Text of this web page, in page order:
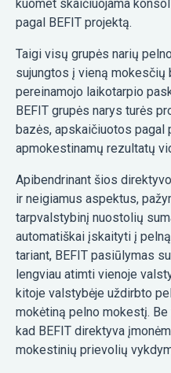
kuomet skaičiuojama
pagal BEFIT projektą.
Taigi visų grupės narių
sujungtos į vieną mokesčių
pereinamojo laikotarpio
BEFIT grupės narys turės
bazės, apskaičiuotos pagal
apmokestinamų rezultatų
Apibendrinant šios
ir neigiamus aspektus,
tarpvalstybinį nuostolių
automatiškai įskaityti į
tariant, BEFIT pasiūlymas
lengviau atimti vienoje
kitoje valstybėje uždirbto
mokėtiną pelno mokestį.
kad BEFIT direktyva
mokestinių prievolių